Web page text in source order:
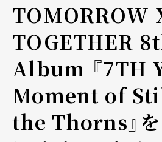
TOMORROW
TOGETHER
Album 『7TH
Moment of
the Thorns』